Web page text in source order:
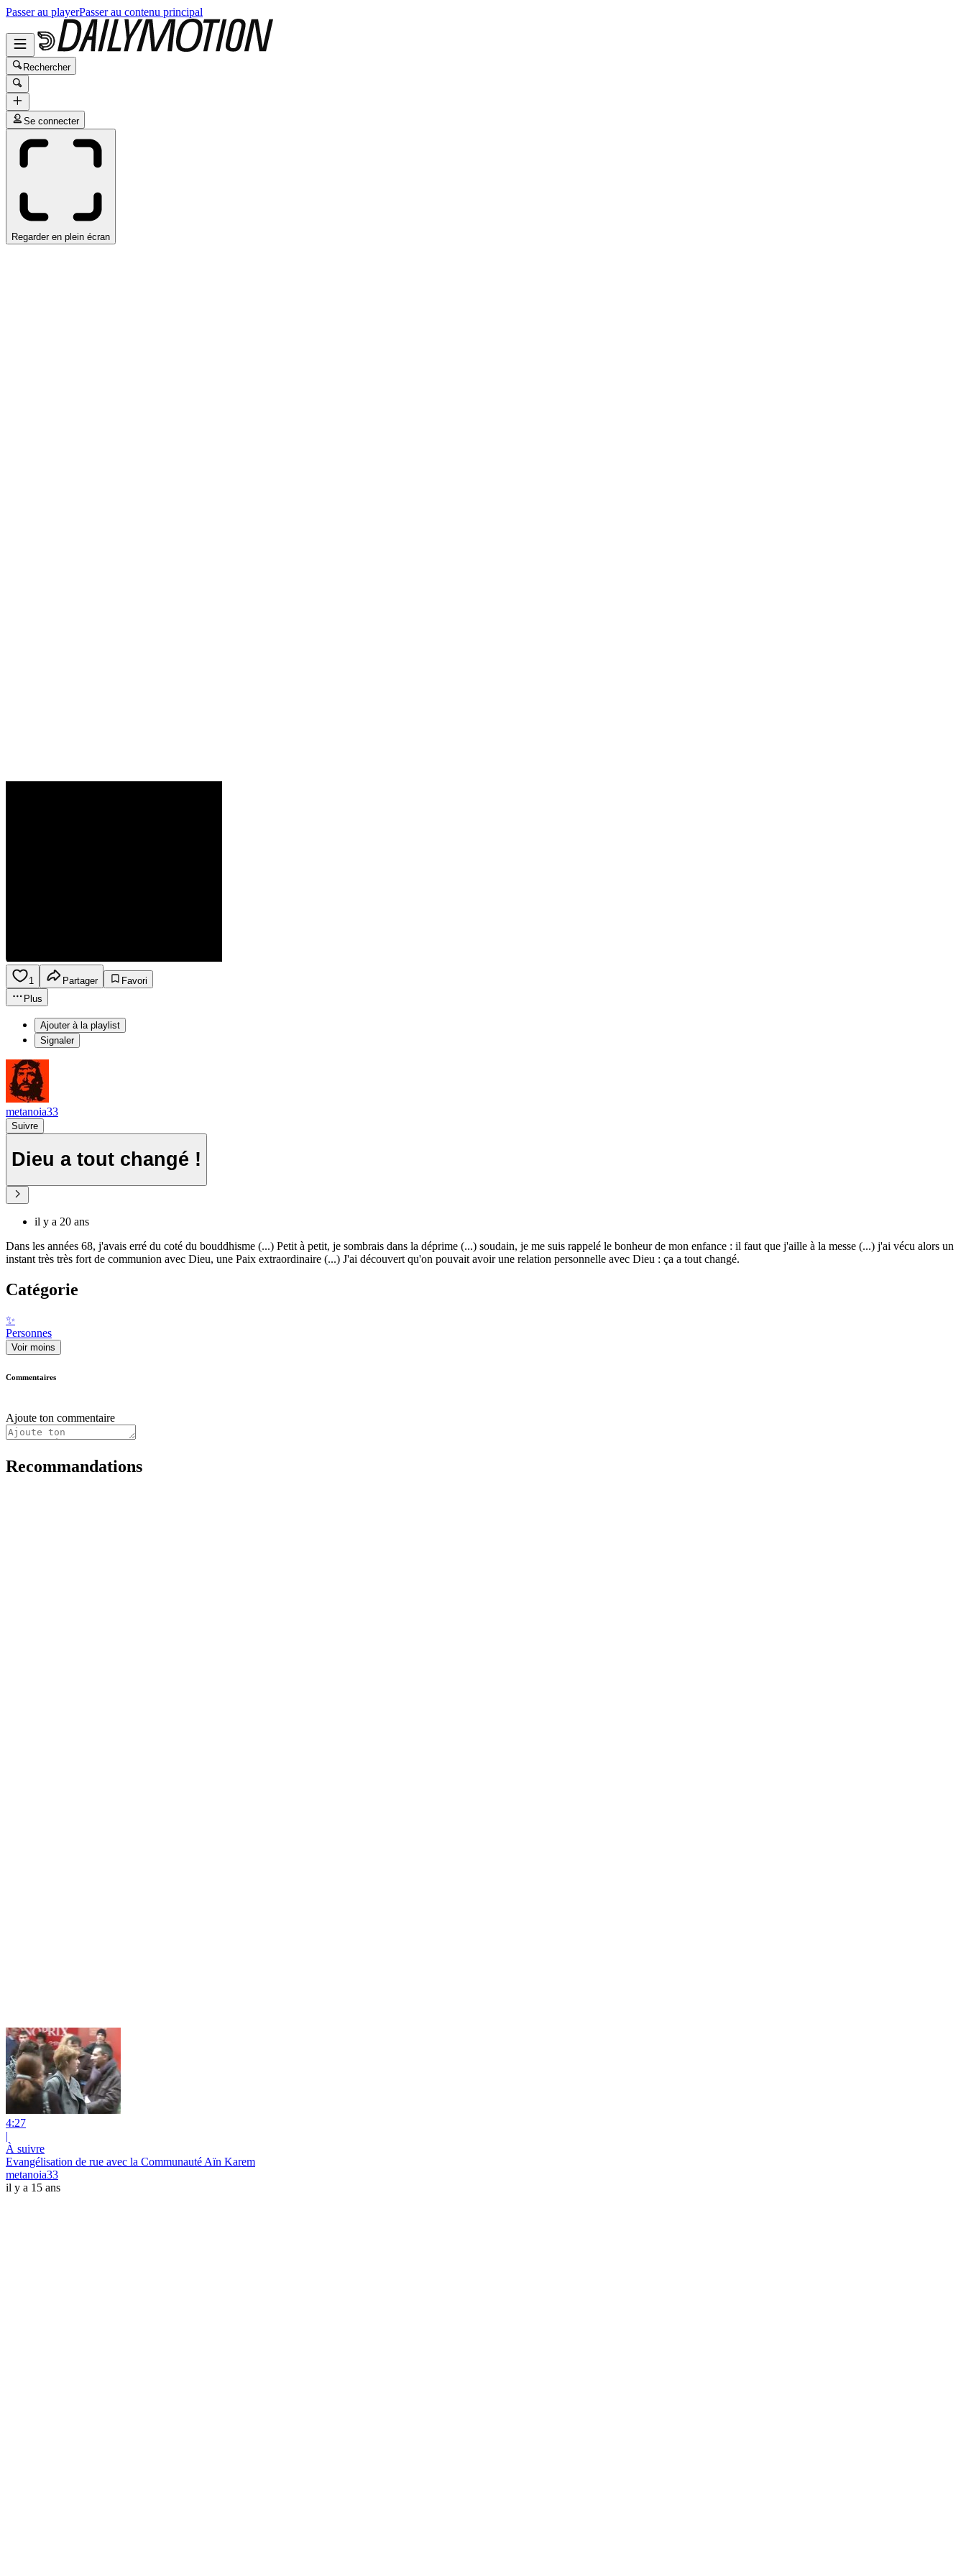
Passer au playerPasser au contenu principal
Rechercher
Se connecter
Regarder en plein écran
1 Partager
Favori
Plus
Ajouter à la playlist
Signaler
metanoia33
Suivre
Dieu a tout changé !
il y a 20 ans
Dans les années 68, j'avais erré du coté du bouddhisme (...) Petit à petit, je sombrais dans la déprime (...) soudain, je me suis rappelé le bonheur de mon enfance : il faut que j'aille à la messe (...) j'ai vécu alors un
instant très très fort de communion avec Dieu, une Paix extraordinaire (...) J'ai découvert qu'on pouvait avoir une relation personnelle avec Dieu : ça a tout changé.
Catégorie
✨
Personnes
Voir moins
Commentaires
Ajoute ton commentaire
Recommandations
4:27
|
À suivre
Evangélisation de rue avec la Communauté Aïn Karem
metanoia33
il y a 15 ans